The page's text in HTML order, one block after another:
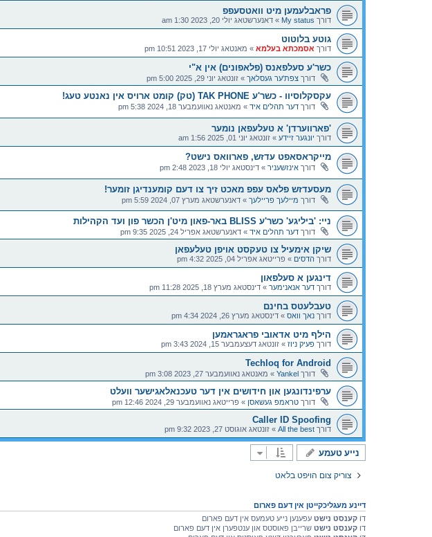
פראבלעמען מיט וואטסעפפ
דורך My status
» דאנערשטאג יולי 20, 2023 1:30 am
גוטע בלוטוט
דורך אסמכתא בעלמא » מאנטאג יולי 17, 2023 10:51 pm
כשר'ע סעלפאנס (פלאפונים) אין א"י
דורך צפת'ער געסלאך » זונטאג יוני 29, 2025 5:00 pm
עקסקלוסיוו - כשר'ע TAK PHONE (טק) קומט ארויס אין נאנטע טעג!
דורך דער תהלים איד » מאנטאג נאוועמבער 18, 2024 5:38 pm
'פארווערדן' א טעלעפאן נומער
דורך יונגער זיידע » זונטאג יוני 01, 2025 1:56 am
מייקראסאפט עדזש, פארוואס נישט?
דורך אינזשעניר » דינסטאג יולי 18, 2023 2:48 pm
מעסעדזש פלאס עפפ מאכט זיך צו דעם קומענדיגן זומער!
דורך מיילעך פריילעך » דאנערשטאג מערץ 07, 2024 5:59 pm
ניי: 'ביליגע' כשר'ע BLISS באר-פאון מיט'ן הכשר פון ועד הקהילות
דורך דער תהלים איד » דאנערשטאג אפריל 24, 2025 9:35 pm
שיקן אימעיל צו טעקסט אויפן טעלעפאן
דורך הדסים » פרייטאג אפריל 04, 2025 4:32 pm
דינגען א סעלפאון
דורך דער אנאנימער » דינסטאג מערץ 18, 2025 11:28 pm
טעבלעטס בחינם
דורך נאך וואס » דינסטאג מערץ 26, 2024 4:34 pm
הילף מיט אדאובי פראגראמען
דורך פעיק ניוז » זונטאג דעצעמבער 15, 2024 3:43 pm
Techloq for Android
דורך Yankel
» מאנטאג נאוועמבער 27, 2023 3:08 pm
ערפינדונגען און חידושים אין דער טעכנאלאגישער וועלט
דורך טראמפ געשאסן » פרייטאג נאוועמבער 29, 2024 12:46 pm
Caller ID Spoofing
דורך All the best
» זונטאג אוגוסט 27, 2023 9:32 pm
נייע טעמע
צוריק צום הויפט בלאט
דיינע מעגליכקייטן אין דעם פארום
דו קענסט נישט עפענען נייע טעמעס אין דעם פארום
דו קענסט נישט שרייבן פאוסטס און ענטפערן אין דעם פארום